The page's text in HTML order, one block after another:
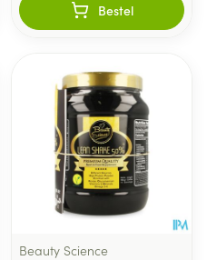
Bestel
Beauty Science